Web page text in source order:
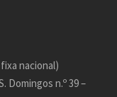
fixa nacional)
Domingos n.º 39 –